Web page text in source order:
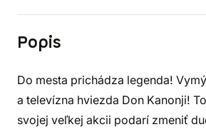
Popis
Do mesta prichádza legenda!
a televízna hviezda Don Kanonji!
svojej veľkej akcii podarí zmeniť